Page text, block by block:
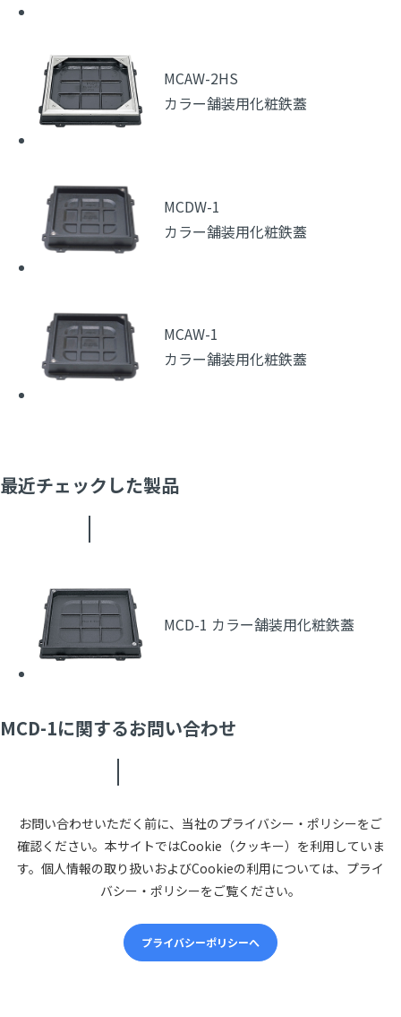
MCAW-2HS
カラー舗装用化粧鉄蓋
MCDW-1
カラー舗装用化粧鉄蓋
MCAW-1
カラー舗装用化粧鉄蓋
最近チェックした製品
MCD-1 カラー舗装用化粧鉄蓋
MCD-1に関するお問い合わせ
お問い合わせいただく前に、当社のプライバシー・ポリシーをご
確認ください。本サイトではCookie（クッキー）を利用していま
す。個人情報の取り扱いおよびCookieの利用については、プライ
バシー・ポリシーをご覧ください。
プライバシーポリシーへ